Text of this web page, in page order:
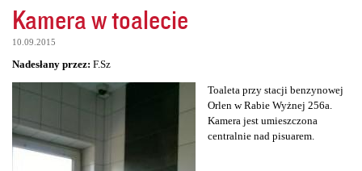
Kamera w toalecie
10.09.2015
Nadesłany przez: F.Sz
Toaleta przy stacji benzynowej
Orlen w Rabie Wyżnej 256a.
Kamera jest umieszczona
centralnie nad pisuarem.